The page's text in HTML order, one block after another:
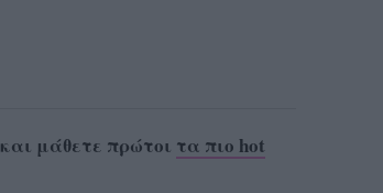
και μάθετε πρώτοι τα πιο hot